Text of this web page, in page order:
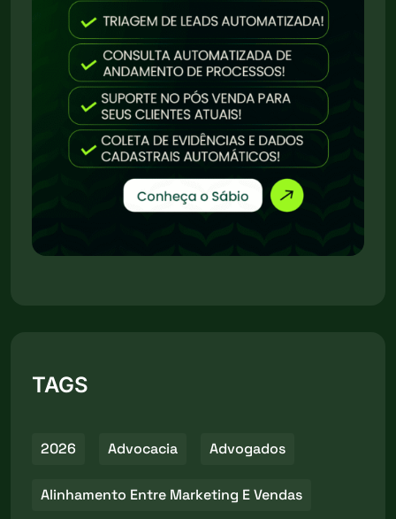
TAGS
2026 Advocacia Advogados
Alinhamento Entre Marketing E Vendas